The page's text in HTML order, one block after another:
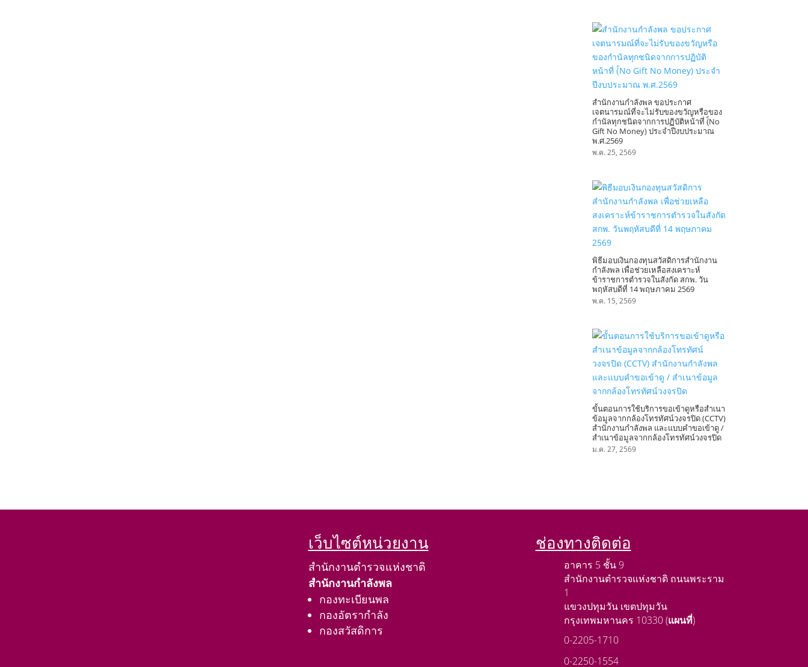
สำนักงานกำลังพล ขอประกาศ
เจตนารมณ์ที่จะไม่รับของขวัญหรือของ
กำนัลทุกชนิดจากการปฏิบัติหน้าที่ (์No
Gift No Money) ประจำปีงบประมาณ
พ.ศ.2569
พ.ค. 25, 2569
พิธีมอบเงินกองทุนสวัสดิการสำนักงาน
กำลังพล เพื่อช่วยเหลือสงเคราะห์
ข้าราชการตำรวจในสังกัด สกพ. วัน
พฤหัสบดีที่ 14 พฤษภาคม 2569
พ.ค. 15, 2569
ขั้นตอนการใช้บริการขอเข้าดูหรือสำเนา
ข้อมูลจากกล้องโทรทัศน์วงจรปิด (CCTV)
สำนักงานกำลังพล และแบบคำขอเข้าดู /
สำเนาข้อมูลจากกล้องโทรทัศน์วงจรปิด
ม.ค. 27, 2569
เว็บไซต์หน่วยงาน
สำนักงานตำรวจแห่งชาติ
สำนักงานกำลังพล
กองทะเบียนพล
กองอัตรากำลัง
กองสวัสดิการ
ช่องทางติดต่อ
อาคาร 5 ชั้น 9
สำนักงานตำรวจแห่งชาติ ถนนพระราม
1
แขวงปทุมวัน เขตปทุมวัน
กรุงเทพมหานคร 10330 (แผนที่)
0-2205-1710
0-2250-1554